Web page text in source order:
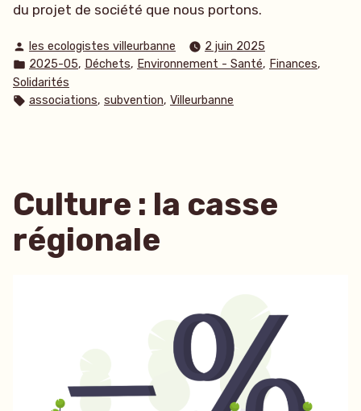
du projet de société que nous portons.
Publié
par
les ecologistes villeurbanne
2 juin 2025
Publié
dans
2025-05, Déchets, Environnement - Santé, Finances,
Solidarités
Étiquettes :
associations, subvention, Villeurbanne
Culture : la casse
régionale